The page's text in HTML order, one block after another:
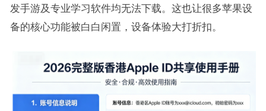
发手游及专业学习软件均无法下载。这也让很多苹果设
备的核心功能被白白闲置，设备体验大打折扣。